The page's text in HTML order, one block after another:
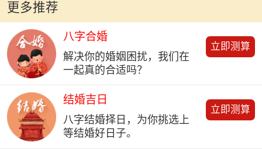
更多推荐
八字合婚
解决你的婚姻困扰，我们在
一起真的合适吗？
立即测算
结婚吉日
八字结婚择日，为你挑选上
等结婚好日子。
立即测算